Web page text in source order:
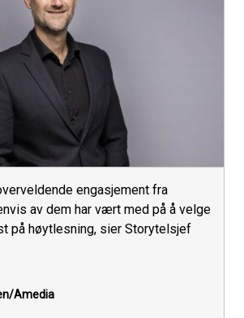
engasjement fra
av dem har vært med på å velge
på høytlesning, sier Storytelsjef
Amedia